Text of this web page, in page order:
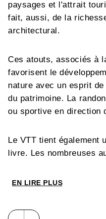
paysages et l'attrait
fait, aussi, de la
architectural.
Ces atouts, associés à
favorisent le
nature avec un esprit
du patrimoine. La
ou sportive en direction
Le VTT tient également
livre. Les nombreuses
j'essayais ? ».
EN LIRE PLUS